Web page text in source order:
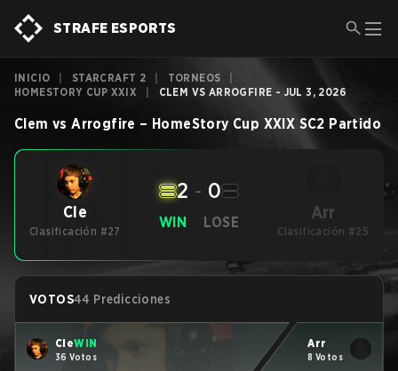
STRAFE ESPORTS
INICIO STARCRAFT 2 TORNEOS
HOMESTORY CUP XXIX
CLEM VS ARROGFIRE - JUL 3, 2026
Clem vs Arrogfire – HomeStory Cup XXIX SC2 Partido
Cle
Clasificación #27
WIN
2 - 0
LOSE Arr
Clasificación #25
VOTOS44 Predicciones
CleWIN
36 Votos
Arr
8 Votos